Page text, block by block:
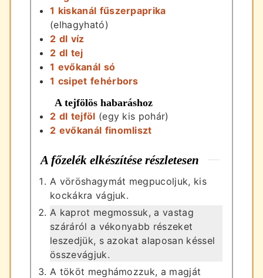
1 kiskanál fűszerpaprika
(elhagyható)
2 dl víz
2 dl tej
1 evőkanál só
1 csipet fehérbors
A tejfölös habaráshoz
2 dl tejföl (egy kis pohár)
2 evőkanál finomliszt
A főzelék elkészítése részletesen
A vöröshagymát megpucoljuk, kis
kockákra vágjuk.
A kaprot megmossuk, a vastag
száráról a vékonyabb részeket
leszedjük, s azokat alaposan késsel
összevágjuk.
A tököt meghámozzuk, a magját